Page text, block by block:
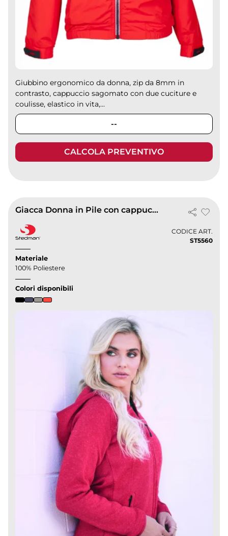
Giubbino ergonomico da donna, zip da 8mm in
contrasto, cappuccio sagomato con due cuciture e
coulisse, elastico in vita,...
--
CALCOLA PREVENTIVO
Giacca Donna in Pile con cappuccio Lux
CODICE ART.
ST5560
Materiale
100% Poliestere
Colori disponibili